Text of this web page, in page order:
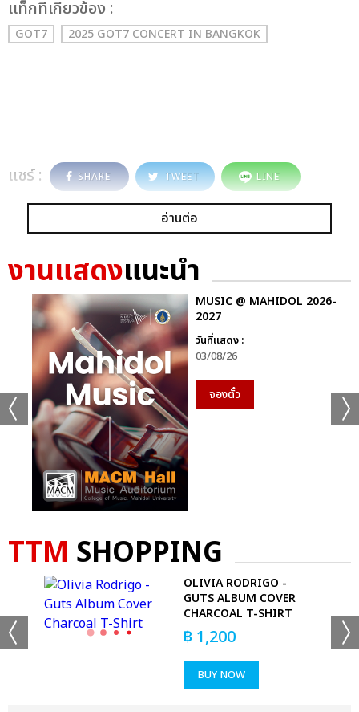
เเท็กที่เกี่ยวข้อง :
GOT7 2025 GOT7 CONCERT IN BANGKOK
แชร์ : SHARE TWEET LINE
อ่านต่อ
งานแสดงแนะนำ
MUSIC @ MAHIDOL 2026-
2027
วันที่แสดง :
03/08/26
จองตั๋ว
TTM SHOPPING
OLIVIA RODRIGO -
GUTS ALBUM COVER
CHARCOAL T-SHIRT
฿ 1,200
BUY NOW